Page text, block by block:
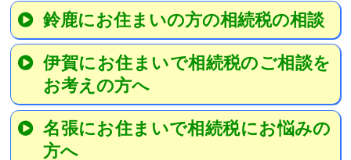
鈴鹿にお住まいの方の相続税の相談
伊賀にお住まいで相続税のご相談を
お考えの方へ
名張にお住まいで相続税にお悩みの
方へ